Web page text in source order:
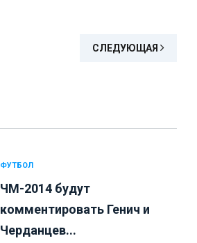
СЛЕДУЮЩАЯ
ФУТБОЛ
ЧМ-2014 будут
комментировать Генич и
Черданцев...